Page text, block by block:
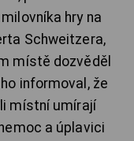
hry na
Schweitzera,
místě dozvěděl
informoval, že
místní umírají
a úplavici